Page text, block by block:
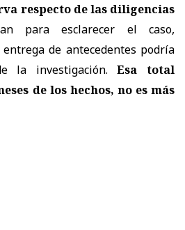
respecto de las diligencias
para esclarecer el caso,
de antecedentes podría
la investigación.Esa total
de los hechos, no es más